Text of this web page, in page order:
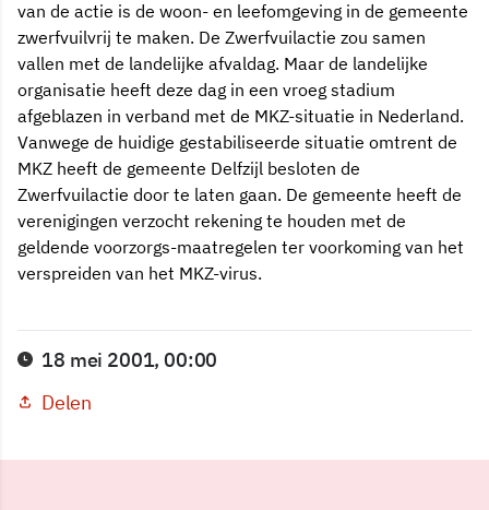
van de actie is de woon- en leefomgeving in de gemeente
zwerfvuilvrij te maken. De Zwerfvuilactie zou samen
vallen met de landelijke afvaldag. Maar de landelijke
organisatie heeft deze dag in een vroeg stadium
afgeblazen in verband met de MKZ-situatie in Nederland.
Vanwege de huidige gestabiliseerde situatie omtrent de
MKZ heeft de gemeente Delfzijl besloten de
Zwerfvuilactie door te laten gaan. De gemeente heeft de
verenigingen verzocht rekening te houden met de
geldende voorzorgs-maatregelen ter voorkoming van het
verspreiden van het MKZ-virus.
18 mei 2001, 00:00
Delen